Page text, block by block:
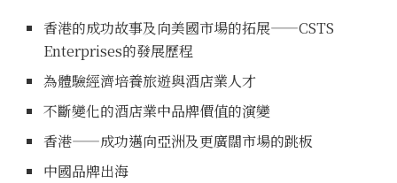
香港的成功故事及向美國市場的拓展——CSTS
Enterprises的發展歷程
為體驗經濟培養旅遊與酒店業人才
不斷變化的酒店業中品牌價值的演變
香港——成功邁向亞洲及更廣闊市場的跳板
中國品牌出海